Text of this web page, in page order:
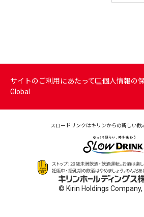
サイトのご利用にあたって 個人情報の
Global
スロードリンクはキリンからの新しい飲
© Kirin Holdings Company,